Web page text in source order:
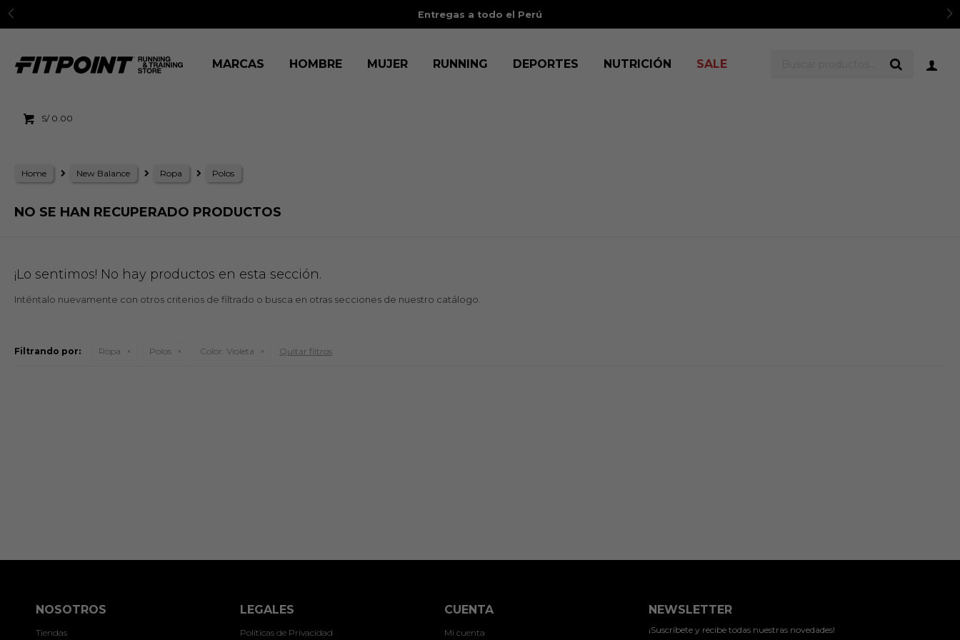
Entregas a todo el Perú
MARCAS HOMBRE MUJER RUNNING DEPORTES NUTRICIÓN SALE
S/ 0.00
Home New Balance Ropa Polos
NO SE HAN RECUPERADO PRODUCTOS
¡Lo sentimos! No hay productos en esta sección.
Inténtalo nuevamente con otros criterios de filtrado o busca en otras secciones de nuestro catálogo.
Filtrando por: Ropa Polos Color: Violeta Quitar filtros
NOSOTROS
Tiendas
LEGALES
Políticas de Privacidad
CUENTA
Mi cuenta
NEWSLETTER
¡Suscríbete y recibe todas nuestras novedades!